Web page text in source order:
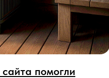
помогли